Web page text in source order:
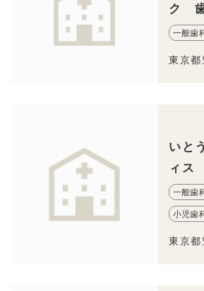
ク
一般歯
東京都
いと
ィス
一般歯
小児歯
東京都